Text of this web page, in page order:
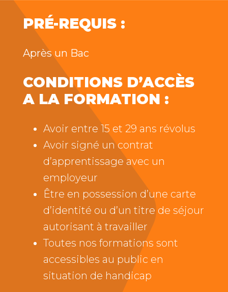
PRÉ-REQUIS :
Après un Bac
CONDITIONS D’ACCÈS
A LA FORMATION :
Avoir entre 15 et 29 ans révolus
Avoir signé un contrat
d’apprentissage avec un
employeur
Être en possession d’une carte
d’identité ou d’un titre de séjour
autorisant à travailler
Toutes nos formations sont
accessibles au public en
situation de handicap